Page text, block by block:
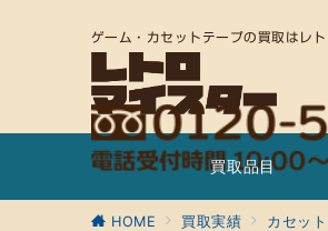
ゲーム・カセットテープの買取はレ
買取品目
HOME 買取実績 カセッ